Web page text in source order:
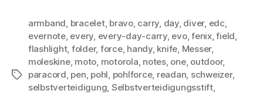
Schlagwörter
armband, bracelet, bravo, carry, day, diver, edc,
evernote, every, every-day-carry, evo,fenix,field,
flashlight, folder, force, handy, knife, Messer,
moleskine, moto, motorola, notes, one, outdoor,
paracord, pen, pohl, pohlforce, readan, schweizer,
selbstverteidigung, Selbstverteidigungsstift,